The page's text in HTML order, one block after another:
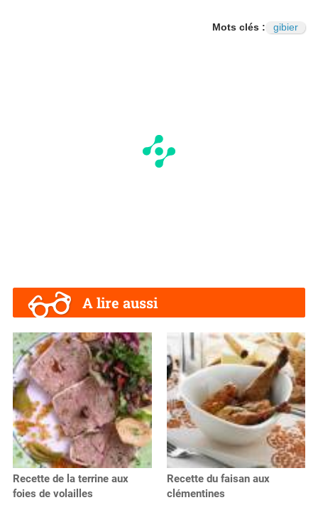
Mots clés : gibier
A lire aussi
Recette de la terrine aux
foies de volailles
Recette du faisan aux
clémentines